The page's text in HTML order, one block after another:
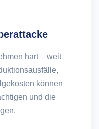
hart – weit
können
und die